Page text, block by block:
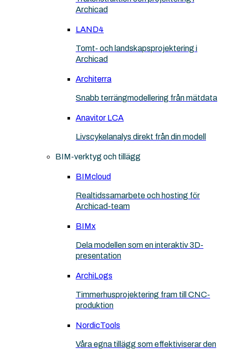
Archicad
LAND4
Tomt- och landskapsprojektering i
Archicad
Architerra
Snabb terrängmodellering från mätdata
Anavitor LCA
Livscykelanalys direkt från din modell
BIM-verktyg och tillägg
BIMcloud
Realtidssamarbete och hosting för
Archicad-team
BIMx
Dela modellen som en interaktiv 3D-
presentation
ArchiLogs
Timmerhusprojektering fram till CNC-
produktion
NordicTools
Våra egna tillägg som effektiviserar den